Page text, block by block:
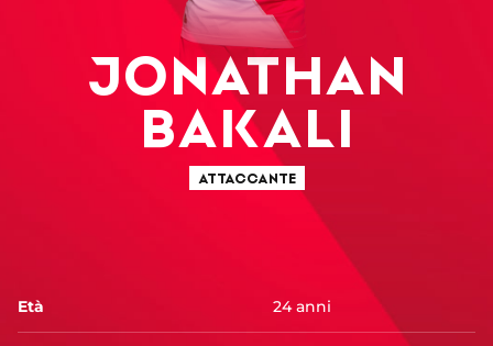
JONATHAN
BAKALI
ATTACCANTE
Età 24 anni